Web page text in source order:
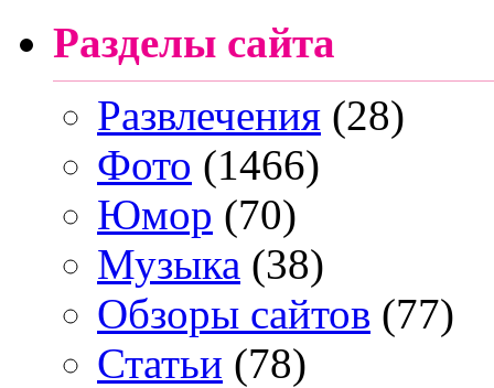
Разделы сайта
Развлечения (28)
Фото (1466)
Юмор (70)
Музыка (38)
Обзоры сайтов (77)
Статьи (78)